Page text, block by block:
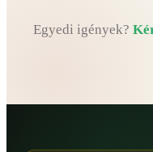
Egyedi igények?